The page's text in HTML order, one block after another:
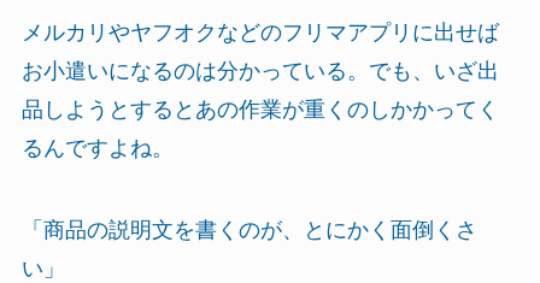
メルカリやヤフオクなどのフリマアプリに出せば
お小遣いになるのは分かっている。でも、いざ出
品しようとするとあの作業が重くのしかかってく
るんですよね。
「商品の説明文を書くのが、とにかく面倒くさ
い」